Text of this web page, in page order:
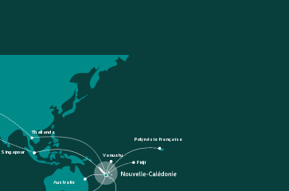
Polynésie française
Fidji
Australie
Singapour
Thaïlande
Vanuatu